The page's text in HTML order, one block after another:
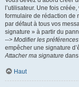
l’utilisateur. Une fois
formulaire de rédaction de
par défaut à tous vos
signature » à partir du
--> Modifier les
empêcher une signature
Attacher ma signature
Haut